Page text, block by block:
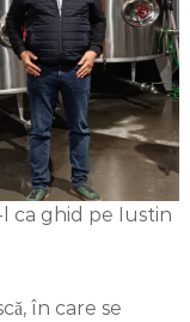
ca ghid pe Iustin
în care se